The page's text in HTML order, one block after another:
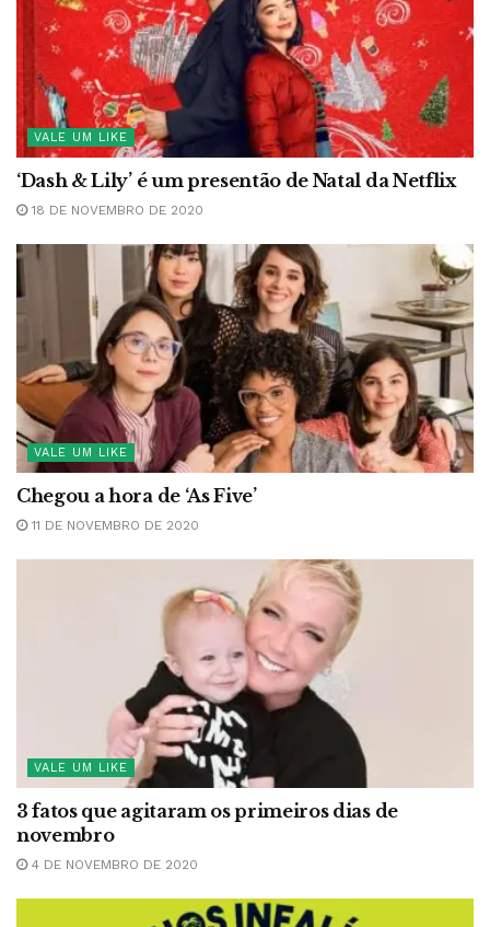
VALE UM LIKE
‘Dash & Lily’ é um presentão de Natal da Netflix
18 DE NOVEMBRO DE 2020
VALE UM LIKE
Chegou a hora de ‘As Five’
11 DE NOVEMBRO DE 2020
VALE UM LIKE
3 fatos que agitaram os primeiros dias de
novembro
4 DE NOVEMBRO DE 2020